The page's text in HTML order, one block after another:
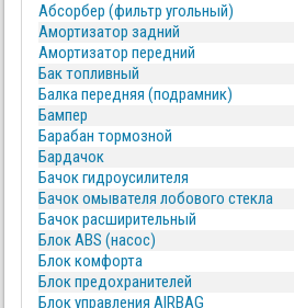
Абсорбер (фильтр угольный)
Амортизатор задний
Амортизатор передний
Бак топливный
Балка передняя (подрамник)
Бампер
Барабан тормозной
Бардачок
Бачок гидроусилителя
Бачок омывателя лобового стекла
Бачок расширительный
Блок ABS (насос)
Блок комфорта
Блок предохранителей
Блок управления AIRBAG